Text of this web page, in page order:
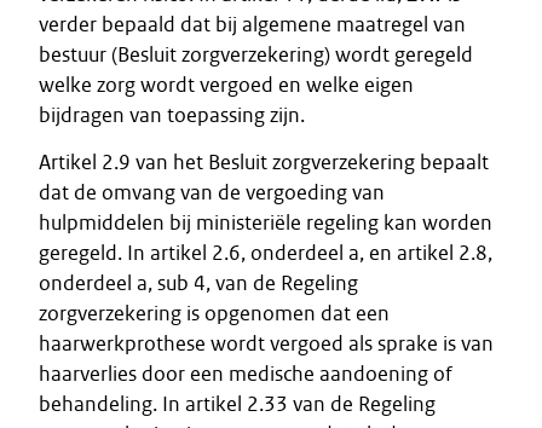
verder bepaald dat bij algemene maatregel van
bestuur (Besluit zorgverzekering) wordt geregeld
welke zorg wordt vergoed en welke eigen
bijdragen van toepassing zijn.
Artikel 2.9 van het Besluit zorgverzekering bepaalt
dat de omvang van de vergoeding van
hulpmiddelen bij ministeriële regeling kan worden
geregeld. In artikel 2.6, onderdeel a, en artikel 2.8,
onderdeel a, sub 4, van de Regeling
zorgverzekering is opgenomen dat een
haarwerkprothese wordt vergoed als sprake is van
haarverlies door een medische aandoening of
behandeling. In artikel 2.33 van de Regeling